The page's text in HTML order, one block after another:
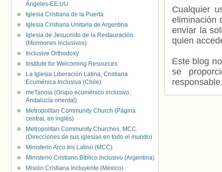
Cualquier
eliminación
enviar la
quien
Este blog
se
Ángeles-EE.UU.
Iglesia Cristiana de la Puerta
Iglesia Cristiana Unitaria de Argentina
Iglesia de Jesucristo de la Restauración.
(Mormones inclusivos).
Inclusive Orthodoxy
Institute for Welcoming Resources
La Iglesia Liberación Latina, Cristiana
Ecuménica Inclusiva (Chile)
meTanoia (Grupo ecuménico inclusivo,
Andalucía oriental)
Metropolitan Community Church (Página
central, en inglés)
Metropolitan Community Churches. MCC.
(Direcciones de sus iglesias en todo el mundo)
Ministerio Arco Iris Latino (MCC)
Ministerio Cristiano Bíblico Inclusivo (Argentina)
Misión Cristiana Incluyente (México)